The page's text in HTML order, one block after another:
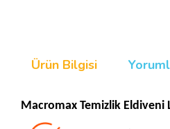
Ürün Bilgisi
Macromax Temizlik Eldiveni